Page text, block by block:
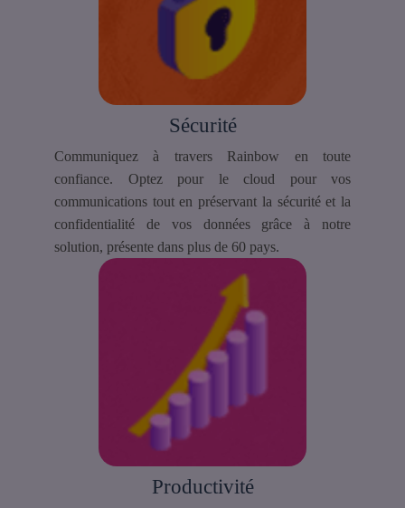
Sécurité
Communiquez à travers Rainbow en toute
confiance. Optez pour le cloud pour vos
communications tout en préservant la sécurité et la
confidentialité de vos données grâce à notre
solution, présente dans plus de 60 pays.
Productivité